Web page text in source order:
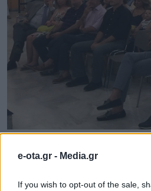
e-ota.gr - Media.gr
If you wish to opt-out of the sale,